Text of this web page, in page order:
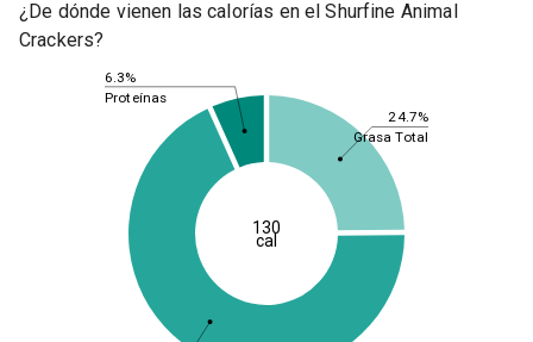
¿De dónde vienen las calorías en el Shurfine Animal
Crackers?
24.7%
6.3%
Grasa Total
Proteínas
130
cal